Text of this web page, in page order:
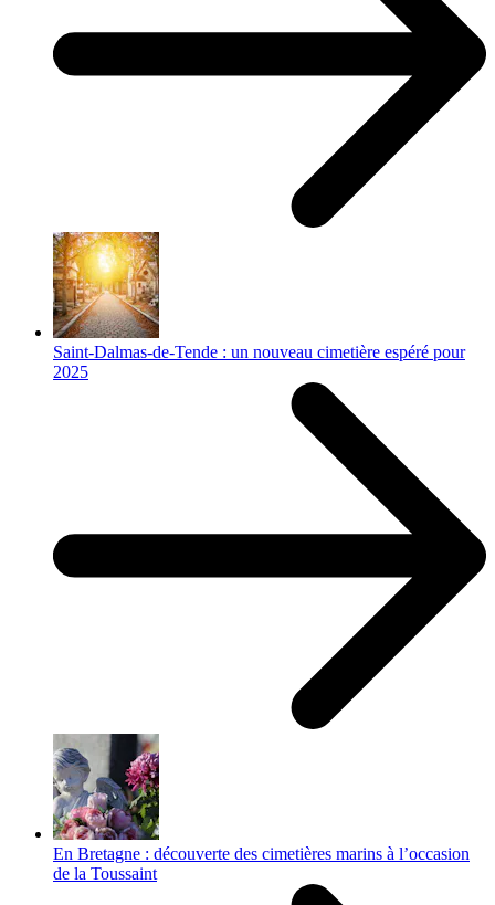
Saint-Dalmas-de-Tende : un nouveau cimetière espéré pour
2025
En Bretagne : découverte des cimetières marins à l’occasion
de la Toussaint